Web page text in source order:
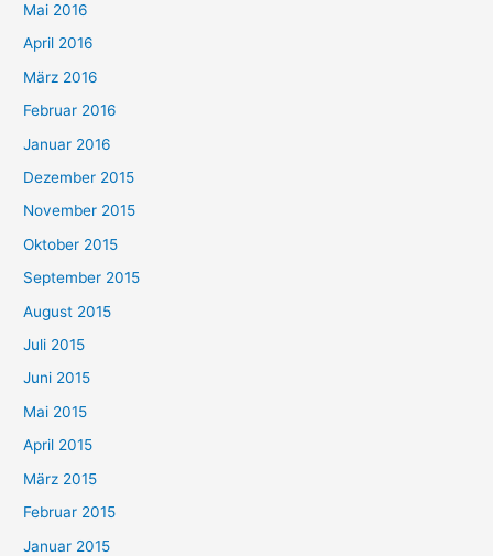
Mai 2016
April 2016
März 2016
Februar 2016
Januar 2016
Dezember 2015
November 2015
Oktober 2015
September 2015
August 2015
Juli 2015
Juni 2015
Mai 2015
April 2015
März 2015
Februar 2015
Januar 2015